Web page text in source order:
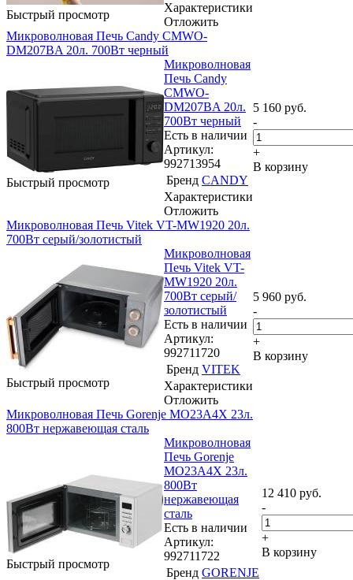
Быстрый просмотр
Характеристики
Отложить
Микроволновая Печь Candy CMWO-
DM207BA 20л. 700Вт черный
Быстрый просмотр
Микроволновая
Печь Candy
CMWO-
DM207BA 20л.
700Вт черный
Есть в наличии
Артикул:
992713954
Бренд CANDY
Характеристики
Отложить
5 160 руб.
-
+
В корзину
Микроволновая Печь Vitek VT-MW1920 20л.
700Вт серый/золотистый
Быстрый просмотр
Микроволновая
Печь Vitek VT-
MW1920 20л.
700Вт серый/
золотистый
Есть в наличии
Артикул:
992711720
Бренд VITEK
Характеристики
Отложить
5 960 руб.
-
+
В корзину
Микроволновая Печь Gorenje MO23A4X 23л.
800Вт нержавеющая сталь
Быстрый просмотр
Микроволновая
Печь Gorenje
MO23A4X 23л.
800Вт
нержавеющая
сталь
Есть в наличии
Артикул:
992711722
Бренд GORENJE
12 410 руб.
-
+
В корзину